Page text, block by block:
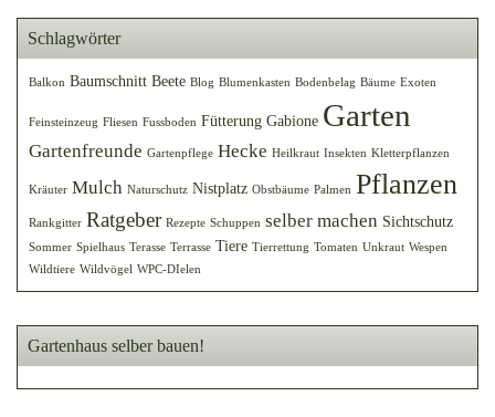
Schlagwörter
Balkon Baumschnitt Beete Blog Blumenkasten Bodenbelag Bäume Exoten
Feinsteinzeug Fliesen Fussboden Fütterung Gabione Garten
Gartenfreunde Gartenpflege Hecke Heilkraut Insekten Kletterpflanzen
Kräuter Mulch Naturschutz Nistplatz Obstbäume Palmen Pflanzen
Rankgitter Ratgeber Rezepte Schuppen selber machen Sichtschutz
Sommer Spielhaus Terasse Terrasse Tiere Tierrettung Tomaten Unkraut Wespen
Wildtiere Wildvögel WPC-DIelen
Gartenhaus selber bauen!